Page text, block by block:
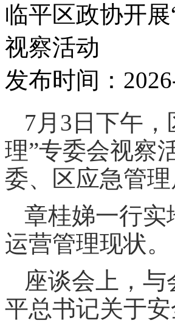
临平区政协开
视察活动
发布时间：
7月3日下午
理”专委会视察
委、区应急管
章桂娣一行实
运营管理现状。
座谈会上，
平总书记关于